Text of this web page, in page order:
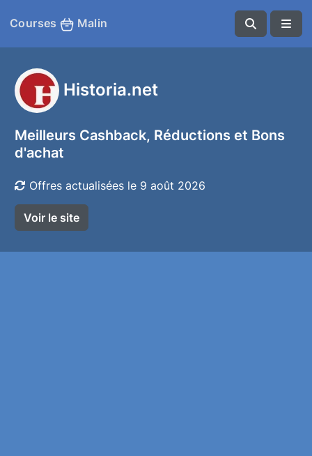
Courses Malin
Historia.net
Meilleurs Cashback, Réductions et Bons
d'achat
Offres actualisées le 9 août 2026
Voir le site